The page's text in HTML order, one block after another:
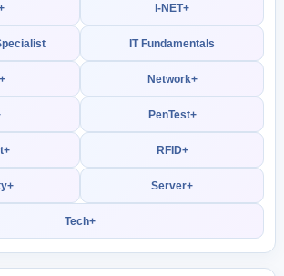
i-NET+
IT Fundamentals
Network+
PenTest+
RFID+
Server+
Tech+